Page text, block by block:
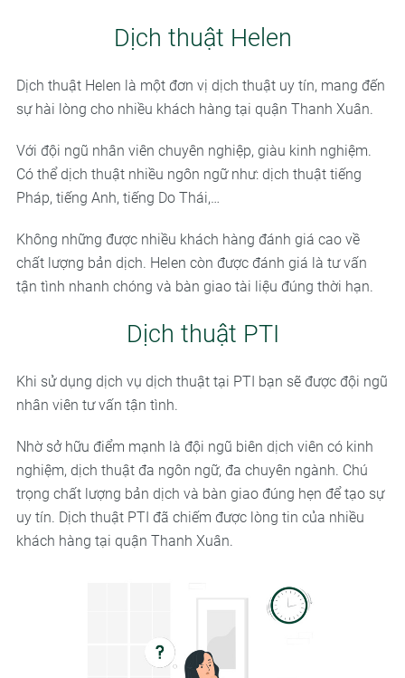
Dịch thuật Helen
Dịch thuật Helen là một đơn vị dịch thuật uy tín, mang đến
sự hài lòng cho nhiều khách hàng tại quận Thanh Xuân.
Với đội ngũ nhân viên chuyên nghiệp, giàu kinh nghiệm.
Có thể dịch thuật nhiều ngôn ngữ như: dịch thuật tiếng
Pháp, tiếng Anh, tiếng Do Thái,…
Không những được nhiều khách hàng đánh giá cao về
chất lượng bản dịch. Helen còn được đánh giá là tư vấn
tận tình nhanh chóng và bàn giao tài liệu đúng thời hạn.
Dịch thuật PTI
Khi sử dụng dịch vụ dịch thuật tại PTI bạn sẽ được đội ngũ
nhân viên tư vấn tận tình.
Nhờ sở hữu điểm mạnh là đội ngũ biên dịch viên có kinh
nghiệm, dịch thuật đa ngôn ngữ, đa chuyên ngành. Chú
trọng chất lượng bản dịch và bàn giao đúng hẹn để tạo sự
uy tín. Dịch thuật PTI đã chiếm được lòng tin của nhiều
khách hàng tại quận Thanh Xuân.